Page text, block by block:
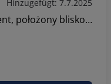
Hinzugefügt: 7.7.2025
Serdecznie polecam apartament, położony blisko centrum. Apartament przestronny, wyposażony 👍. Napewno jeszcze raz skorzystamy